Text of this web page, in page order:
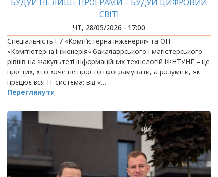
БУДУЙ НЕ ЛИШЕ ПРОГРАМИ – БУДУЙ ЦИФРОВИЙ
СВІТ!
ЧТ, 28/05/2026 - 17:00
Спеціальність F7 «Комп’ютерна інженерія» та ОП
«Комп’ютерна інженерія» бакалаврського і магістерського
рівнів на Факультеті інформаційних технологій ІФНТУНГ – це
про тих, хто хоче не просто програмувати, а розуміти, як
працює вся ІТ-система: від «…
Переглянути